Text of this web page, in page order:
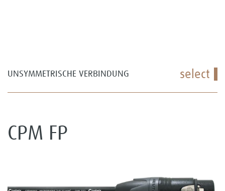
UNSYMMETRISCHE VERBINDUNG select
CPM FP